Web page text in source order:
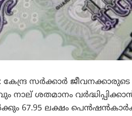
സര്‍ക്കാര്‍
ശതമാനം വര്‍ദ്ധിപ്പിക്കാന്‍
67.95 ലക്ഷം